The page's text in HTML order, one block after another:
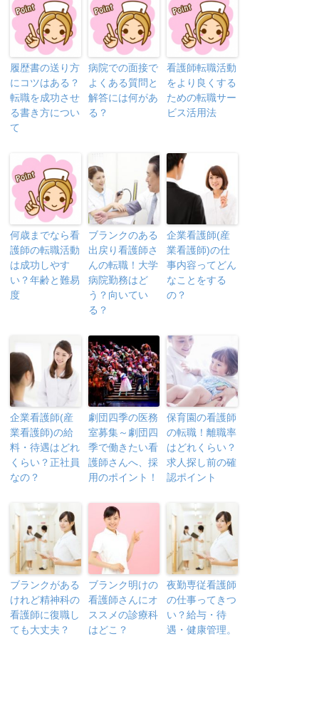
履歴書の送り方
にコツはある？
転職を成功させ
る書き方につい
て
病院での面接で
よくある質問と
解答には何があ
る？
看護師転職活動
をより良くする
ための転職サー
ビス活用法
何歳までなら看
護師の転職活動
は成功しやす
い？年齢と難易
度
ブランクのある
出戻り看護師さ
んの転職！大学
病院勤務はど
う？向いてい
る？
企業看護師(産
業看護師)の仕
事内容ってどん
なことをする
の？
企業看護師(産
業看護師)の給
料・待遇はどれ
くらい？正社員
なの？
劇団四季の医務
室募集～劇団四
季で働きたい看
護師さんへ、採
用のポイント！
保育園の看護師
の転職！離職率
はどれくらい？
求人探し前の確
認ポイント
ブランクがある
けれど精神科の
看護師に復職し
ても大丈夫？
ブランク明けの
看護師さんにオ
ススメの診療科
はどこ？
夜勤専従看護師
の仕事ってきつ
い？給与・待
遇・健康管理。